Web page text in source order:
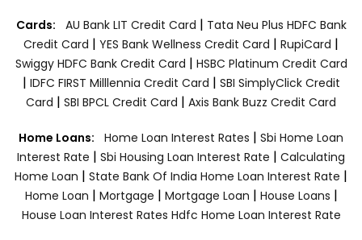
Cards: AU Bank LIT Credit Card | Tata Neu Plus HDFC Bank
Credit Card | YES Bank Wellness Credit Card | RupiCard |
Swiggy HDFC Bank Credit Card | HSBC Platinum Credit Card
| IDFC FIRST Milllennia Credit Card | SBI SimplyClick Credit
Card | SBI BPCL Credit Card | Axis Bank Buzz Credit Card
Home Loans: Home Loan Interest Rates | Sbi Home Loan
Interest Rate | Sbi Housing Loan Interest Rate | Calculating
Home Loan | State Bank Of India Home Loan Interest Rate |
Home Loan | Mortgage | Mortgage Loan | House Loans |
House Loan Interest Rates Hdfc Home Loan Interest Rate